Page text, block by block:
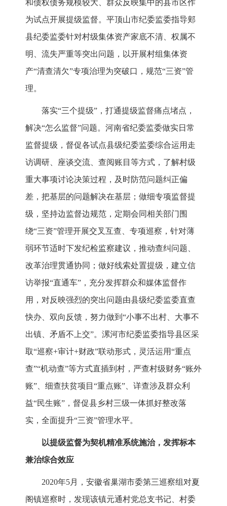
和债权债务规模较大、群众反映集中的县市区作
为试点开展提级监督。平顶山市纪委监委指导郏
县纪委监委针对村级集体资产家底不清、权属不
明、流失严重等突出问题，以开展村组集体资
产“清查清欠”专项治理为突破口，规范“三资”管
理。
落实“三个提级”，打通提级监督痛点堵点，
解决“怎么监督”问题。河南省纪委监委做实日常
监督提级，督促各试点县级纪委监委综合运用走
访调研、座谈交流、查阅账目等方式，了解村级
重大事项讨论决策过程，及时防范问题纠正偏
差，把基层的问题解决在基层；做细专项监督提
级，坚持边监督边规范，定期会同相关部门围
绕“三资”管理开展交叉互查、专项巡察，针对薄
弱环节适时下发纪检监察建议，推动查纠问题、
改革治理贯通协同；做好线索处置提级，建立信
访举报“直通车”，充分发挥群众和媒体监督作
用，对反映强烈的突出问题由县级纪委监委直查
快办、双向反馈，努力做到“小事不出村、大事不
出镇、矛盾不上交”。漯河市纪委监委指导县区采
取“巡察+审计+财政”联动形式，灵活运用“重点
查”“机动查”等方式直插到村，严查村级财务“账外
账”、细查扶贫项目“重点账”、详查涉及群众利
益“民生账”，督促县乡村三级一体抓好整改落
实，全面提升“三资”管理水平。
以提级监督为契机精准系统施治，发挥标本
兼治综合效应
2020年5月，安徽省巢湖市委第三巡察组对夏
阁镇巡察时，发现该镇元通村党总支书记、村委